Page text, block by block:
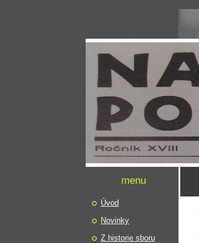
menu
Úvod
Novinky
Z historie sboru